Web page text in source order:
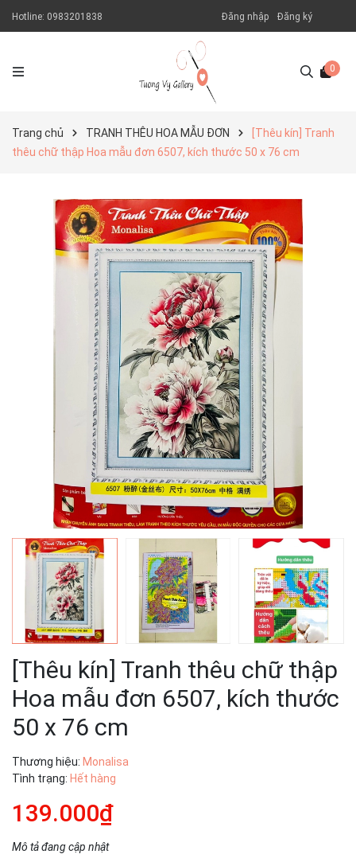
Hotline: 0983201838 Đăng nhập Đăng ký
0
Trang chủ TRANH THÊU HOA MẪU ĐƠN
[Thêu kín] Tranh
thêu chữ thập Hoa mẫu đơn 6507, kích thước 50 x 76 cm
[Thêu kín] Tranh thêu chữ thập
Hoa mẫu đơn 6507, kích thước
50 x 76 cm
Thương hiệu: Monalisa
Tình trạng: Hết hàng
139.000₫
Mô tả đang cập nhật